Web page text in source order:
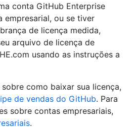
conta GitHub Enterprise
empresarial, ou se tiver
de licença medida,
arquivo de licença de
usando as instruções a
como baixar sua licença,
de vendas do GitHub. Para
sobre contas empresariais,
.